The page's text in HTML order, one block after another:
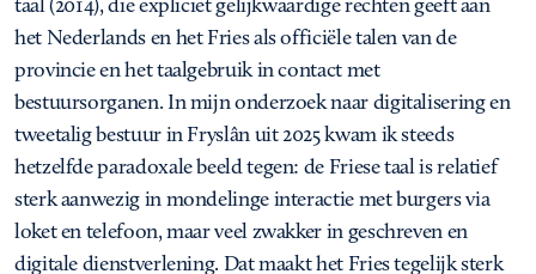
het Nederlands en het Fries als officiële talen van de
provincie en het taalgebruik in contact met
bestuursorganen. In mijn onderzoek naar digitalisering en
tweetalig bestuur in Fryslân uit 2025 kwam ik steeds
hetzelfde paradoxale beeld tegen: de Friese taal is relatief
sterk aanwezig in mondelinge interactie met burgers via
loket en telefoon, maar veel zwakker in geschreven en
digitale dienstverlening. Dat maakt het Fries tegelijk sterk